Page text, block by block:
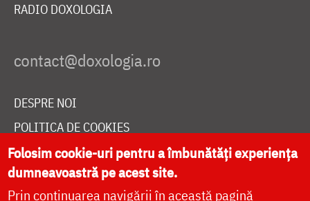
RADIO DOXOLOGIA
DESPRE NOI
POLITICA DE COOKIES
DONEAZĂ ONLINE PENTRU CATEDRALA NAȚIONALĂ
Folosim cookie-uri pentru a îmbunătăți experiența
dumneavoastră pe acest site.
Prin continuarea navigării în această pagină